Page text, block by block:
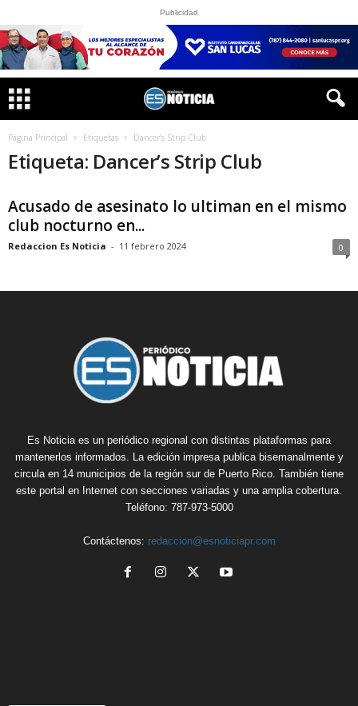
Publicidad
Página Principal Etiquetas Dancer’s Strip Club
Etiqueta: Dancer’s Strip Club
Acusado de asesinato lo ultiman en el mismo
club nocturno en...
Redaccion Es Noticia - 11 febrero 2024 0
Es Noticia es un periódico regional con distintas plataformas para
mantenerlos informados. La edición impresa publica bisemanalmente y
circula en 14 municipios de la región sur de Puerto Rico. También tiene
este portal en Internet con secciones variadas y una amplia cobertura.
Teléfono: 787-973-5000
Contáctenos: redaccion@esnoticiapr.com